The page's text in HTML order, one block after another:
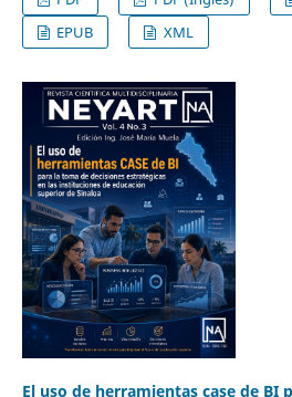
EPUB
XML
El uso de herramientas case de BI